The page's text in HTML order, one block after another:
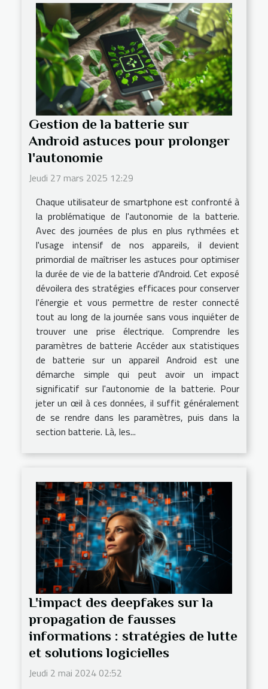
Gestion de la batterie sur
Android astuces pour prolonger
l'autonomie
Jeudi 27 mars 2025 12:29
Chaque utilisateur de smartphone est confronté à
la problématique de l'autonomie de la batterie.
Avec des journées de plus en plus rythmées et
l'usage intensif de nos appareils, il devient
primordial de maîtriser les astuces pour optimiser
la durée de vie de la batterie d'Android. Cet exposé
dévoilera des stratégies efficaces pour conserver
l'énergie et vous permettre de rester connecté
tout au long de la journée sans vous inquiéter de
trouver une prise électrique. Comprendre les
paramètres de batterie Accéder aux statistiques
de batterie sur un appareil Android est une
démarche simple qui peut avoir un impact
significatif sur l'autonomie de la batterie. Pour
jeter un œil à ces données, il suffit généralement
de se rendre dans les paramètres, puis dans la
section batterie. Là, les...
L'impact des deepfakes sur la
propagation de fausses
informations : stratégies de lutte
et solutions logicielles
Jeudi 2 mai 2024 02:52